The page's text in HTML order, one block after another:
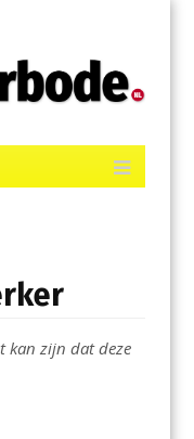
kan zijn dat deze